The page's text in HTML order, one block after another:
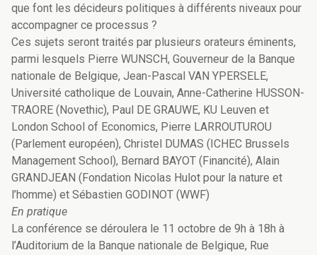
que font les décideurs politiques à différents niveaux pour
accompagner ce processus ?
Ces sujets seront traités par plusieurs orateurs éminents,
parmi lesquels Pierre WUNSCH, Gouverneur de la Banque
nationale de Belgique, Jean-Pascal VAN YPERSELE,
Université catholique de Louvain, Anne-Catherine HUSSON-
TRAORE (Novethic), Paul DE GRAUWE, KU Leuven et
London School of Economics, Pierre LARROUTUROU
(Parlement européen), Christel DUMAS (ICHEC Brussels
Management School), Bernard BAYOT (Financité), Alain
GRANDJEAN (Fondation Nicolas Hulot pour la nature et
l’homme) et Sébastien GODINOT (WWF)
En pratique
La conférence se déroulera le 11 octobre de 9h à 18h à
l’Auditorium de la Banque nationale de Belgique, Rue